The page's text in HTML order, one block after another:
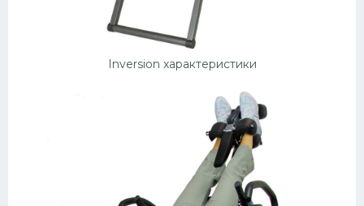
Inversion характеристики